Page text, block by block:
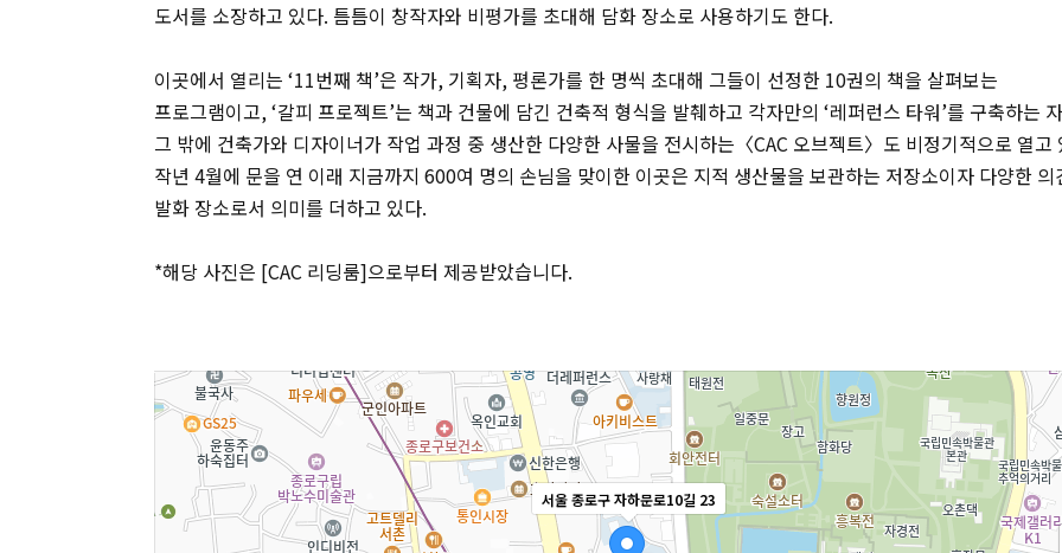
도서를 소장하고 있다. 틈틈이 창작자와 비평가를 초대해 담화 장소로 사용하기도 한다.
이곳에서 열리는 ‘11번째 책’은 작가, 기획자, 평론가를 한 명씩 초대해 그들이 선정한 10권의 책을 살펴보는
프로그램이고, ‘갈피 프로젝트’는 책과 건물에 담긴 건축적 형식을 발췌하고 각자만의 ‘레퍼런스 타워’를 구축하는
그 밖에 건축가와 디자이너가 작업 과정 중 생산한 다양한 사물을 전시하는〈CAC 오브젝트〉도 비정기적으로 열고
작년 4월에 문을 연 이래 지금까지 600여 명의 손님을 맞이한 이곳은 지적 생산물을 보관하는 저장소이자 다양한 의
발화 장소로서 의미를 더하고 있다.
*해당 사진은 [CAC 리딩룸]으로부터 제공받았습니다.
서울 종로구 자하문로10길 23